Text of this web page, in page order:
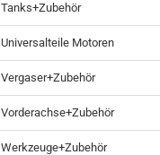
Tanks+Zubehör
Universalteile Motoren
Vergaser+Zubehör
Vorderachse+Zubehör
Werkzeuge+Zubehör